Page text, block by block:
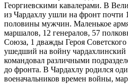
Георгиевскими кавалерами. В
из Чардахлу ушли на фронт почти
половины мужчин. Маленькое
маршалов, 12 генералов, 57
Союза, 1 дважды Героя
ушедший на войну
командовал различными
до фронта. В Чардахлу родился
военачальников времен войны,